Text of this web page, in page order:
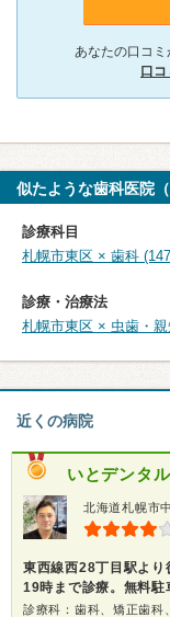
あなたの口コミ
口
似たような歯科医院
診療科目
札幌市東区 × 歯科
診療・治療法
札幌市東区 × 虫歯・
近くの病院
いとデンタ
北海道札幌市
東西線西28丁目駅より
19時まで診療。無料駐